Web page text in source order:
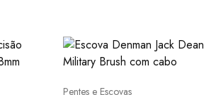
Pentes e Escovas